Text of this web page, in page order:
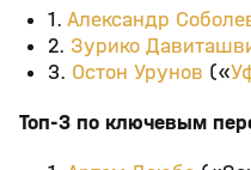
1. Александр
2. Зурико
3. Остон Урунов («
Топ-3 по ключевым